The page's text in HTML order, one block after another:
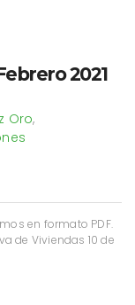
2021
Oro,
en formato PDF.
de Viviendas 10 de